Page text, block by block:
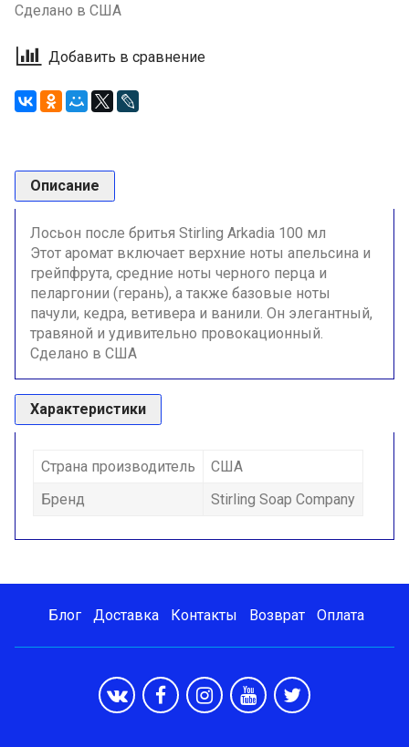
Сделано в США
Добавить в сравнение
Описание
Лосьон после бритья Stirling Arkadia 100 мл
Этот аромат включает верхние ноты апельсина и
грейпфрута, средние ноты черного перца и
пеларгонии (герань), а также базовые ноты
пачули, кедра, ветивера и ванили. Он элегантный,
травяной и удивительно провокационный.
Сделано в США
Характеристики
Страна производитель
США
Бренд
Stirling Soap Company
Блог Доставка Контакты Возврат Оплата